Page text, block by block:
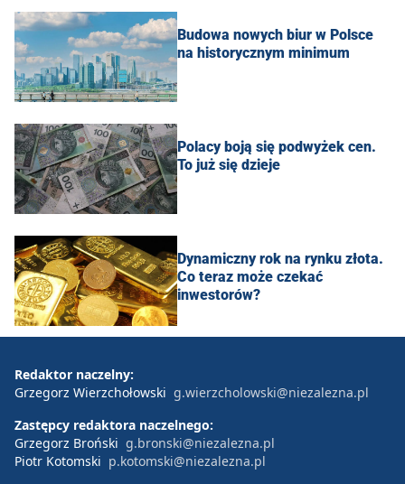
Budowa nowych biur w Polsce
na historycznym minimum
Polacy boją się podwyżek cen.
To już się dzieje
Dynamiczny rok na rynku złota.
Co teraz może czekać
inwestorów?
Redaktor naczelny:
Grzegorz Wierzchołowski g.wierzcholowski@niezalezna.pl
Zastępcy redaktora naczelnego:
Grzegorz Broński g.bronski@niezalezna.pl
Piotr Kotomski p.kotomski@niezalezna.pl